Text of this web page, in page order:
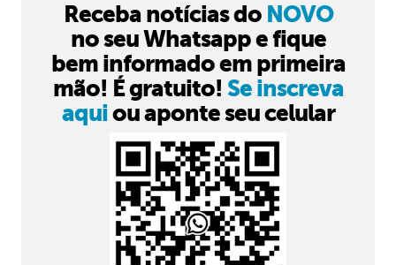
Receba notícias do NOVO
no seu Whatsapp e fique
bem informado em primeira
mão! É gratuito! Se inscreva
aquiou aponte seu celular